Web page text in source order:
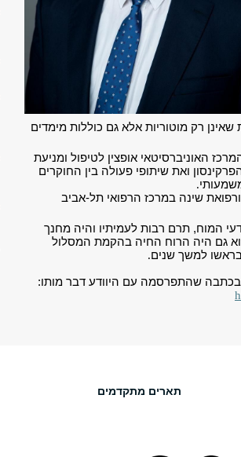
שאינן רק מוטוריות אלא גם כוללות מימדים
האוניברסיטאי אופצין לטיפול ומניעת
ואת שיתופי פעולה בין החוקרים
.
שינה במרכז הרפואי תל-אביב
המוח, תרם רבות לעמיתיו והיה מחנך
גם היה הרוח החיה בהקמת המסלול
למשך שנים.
בכתבה שהתפרסמה עם היוודע דבר מותו:
תארים מתקדמים